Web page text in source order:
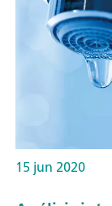
15 jun 2020